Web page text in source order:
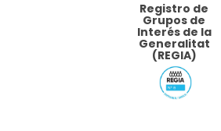
Registro de
Grupos de
Interés de la
Generalitat
(REGIA)